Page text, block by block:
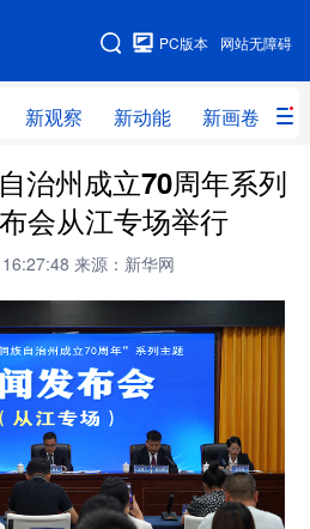
网站无障碍
PC版本
新观察 新动能 新画卷
网站地图
新动能 新画卷
人事 廉政
直播
律动贵州 健康贵州
县区直达 企业速递
遵义 安顺
铜仁 黔东南
治州成立70周年系列
会从江专场举行
来源：新华网